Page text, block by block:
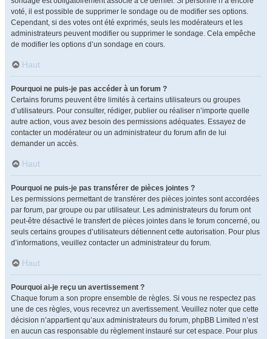
voté, il est possible de supprimer le sondage ou de modifier ses options.
Cependant, si des votes ont été exprimés, seuls les modérateurs et les
administrateurs peuvent modifier ou supprimer le sondage. Cela empêche
de modifier les options d’un sondage en cours.
Haut
Pourquoi ne puis-je pas accéder à un forum ?
Certains forums peuvent être limités à certains utilisateurs ou groupes
d’utilisateurs. Pour consulter, rédiger, publier ou réaliser n’importe quelle
autre action, vous avez besoin des permissions adéquates. Essayez de
contacter un modérateur ou un administrateur du forum afin de lui
demander un accès.
Haut
Pourquoi ne puis-je pas transférer de pièces jointes ?
Les permissions permettant de transférer des pièces jointes sont accordées
par forum, par groupe ou par utilisateur. Les administrateurs du forum ont
peut-être désactivé le transfert de pièces jointes dans le forum concerné, ou
seuls certains groupes d’utilisateurs détiennent cette autorisation. Pour plus
d’informations, veuillez contacter un administrateur du forum.
Haut
Pourquoi ai-je reçu un avertissement ?
Chaque forum a son propre ensemble de règles. Si vous ne respectez pas
une de ces règles, vous recevrez un avertissement. Veuillez noter que cette
décision n’appartient qu’aux administrateurs du forum, phpBB Limited n’est
en aucun cas responsable du règlement instauré sur cet espace. Pour plus